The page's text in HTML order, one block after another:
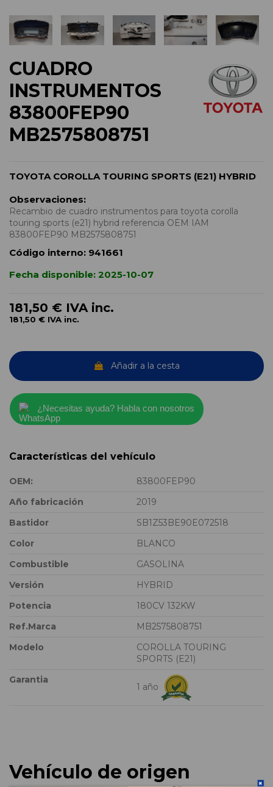
CUADRO
INSTRUMENTOS
83800FEP90
MB2575808751
TOYOTA COROLLA TOURING SPORTS (E21) HYBRID
Observaciones:
Recambio de cuadro instrumentos para toyota corolla
touring sports (e21) hybrid referencia OEM IAM
83800FEP90 MB2575808751
Código interno: 941661
Fecha disponible: 2025-10-07
181,50 € IVA inc.
181,50 € IVA inc.
Añadir a la cesta
¿Necesitas ayuda? Habla con nosotros
Características del vehículo
OEM:
83800FEP90
Año fabricación
2019
Bastidor
SB1Z53BE90E072518
Color
BLANCO
Combustible
GASOLINA
Versión
HYBRID
Potencia
180CV 132KW
Ref.Marca
MB2575808751
Modelo
COROLLA TOURING
SPORTS (E21)
Garantia
1 año
Vehículo de origen